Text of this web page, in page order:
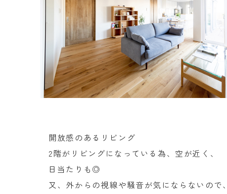
開放感のあるリビング
2階がリビングになっている為、空が近く、
日当たりも◎
又、外からの視線や騒音が気にならないので、